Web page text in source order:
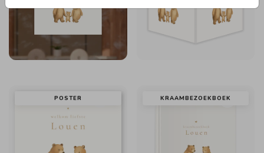
POSTER KRAAMBEZOEKBOEK